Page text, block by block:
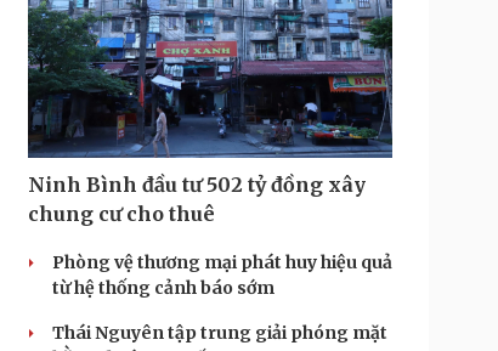
Ninh Bình đầu tư 502 tỷ đồng xây
chung cư cho thuê
Phòng vệ thương mại phát huy hiệu quả
từ hệ thống cảnh báo sớm
Thái Nguyên tập trung giải phóng mặt